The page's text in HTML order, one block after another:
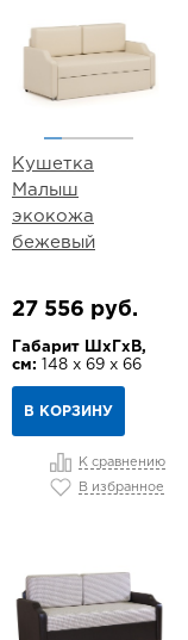
Кушетка
Малыш
экокожа
бежевый
27 556 руб.
Габарит ШхГхВ,
см: 148 х 69 х 66
В КОРЗИНУ
К сравнению
В избранное